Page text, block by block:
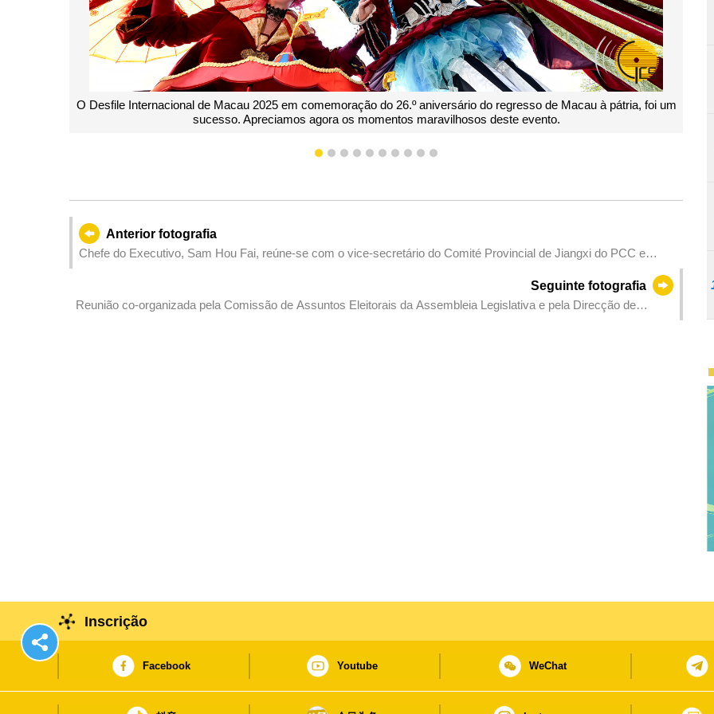
em comemoração do 26.º aniversário do regresso de Macau à pátria, foi um
agora os momentos maravilhosos deste evento.
O Desfile Internacional de Macau, um evento de
1 2 3 4 5 6 7 8 9 10
Anterior fotografia
Chefe do Executivo, Sam Hou Fai, reúne-se com o vice-secretário do Comité Provincial de Jiangxi do PCC e
Seguinte fotografia
Reunião co-organizada pela Comissão de Assuntos Eleitorais da Assembleia Legislativa e pela Direcção de
Inscrição
Facebook Youtube WeChat